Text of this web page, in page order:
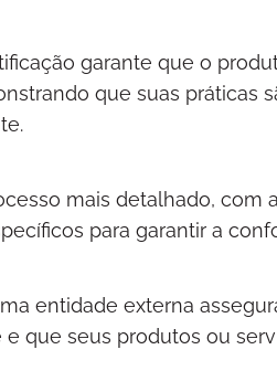
garante que o
que suas práticas
mais detalhado,
para garantir a
entidade externa
e que seus produtos ou